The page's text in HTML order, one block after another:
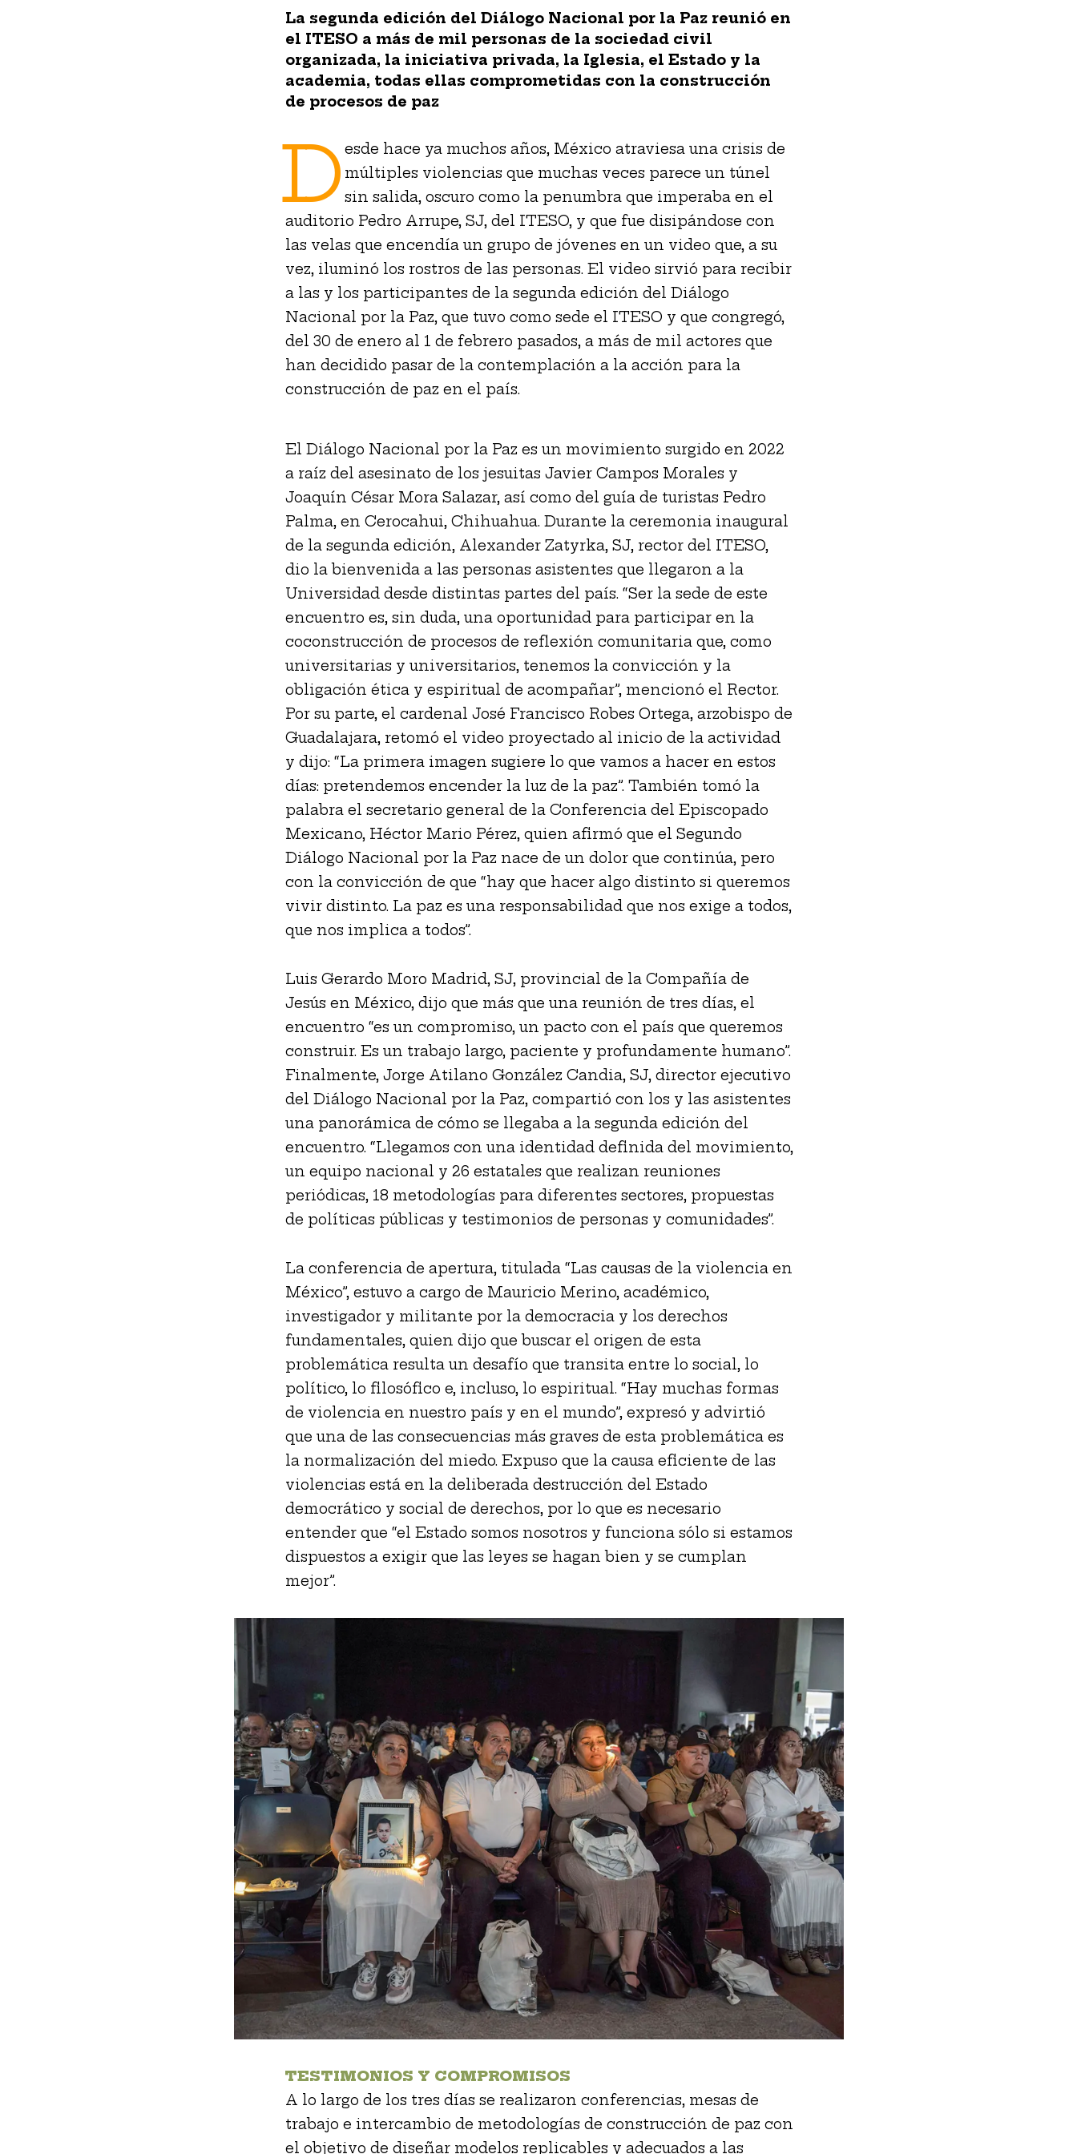
La segunda edición del Diálogo Nacional por la Paz reunió en
el ITESO a más de mil personas de la sociedad civil
organizada, la iniciativa privada, la Iglesia, el Estado y la
academia, todas ellas comprometidas con la construcción
de procesos de paz
D esde hace ya muchos años, México atraviesa una crisis de
múltiples violencias que muchas veces parece un túnel
sin salida, oscuro como la penumbra que imperaba en el
auditorio Pedro Arrupe, SJ, del ITESO, y que fue disipándose con
las velas que encendía un grupo de jóvenes en un video que, a su
vez, iluminó los rostros de las personas. El video sirvió para recibir
a las y los participantes de la segunda edición del Diálogo
Nacional por la Paz, que tuvo como sede el ITESO y que congregó,
del 30 de enero al 1 de febrero pasados, a más de mil actores que
han decidido pasar de la contemplación a la acción para la
construcción de paz en el país.
El Diálogo Nacional por la Paz es un movimiento surgido en 2022
a raíz del asesinato de los jesuitas Javier Campos Morales y
Joaquín César Mora Salazar, así como del guía de turistas Pedro
Palma, en Cerocahui, Chihuahua. Durante la ceremonia inaugural
de la segunda edición, Alexander Zatyrka, SJ, rector del ITESO,
dio la bienvenida a las personas asistentes que llegaron a la
Universidad desde distintas partes del país. “Ser la sede de este
encuentro es, sin duda, una oportunidad para participar en la
coconstrucción de procesos de reflexión comunitaria que, como
universitarias y universitarios, tenemos la convicción y la
obligación ética y espiritual de acompañar”, mencionó el Rector.
Por su parte, el cardenal José Francisco Robes Ortega, arzobispo de
Guadalajara, retomó el video proyectado al inicio de la actividad
y dijo: “La primera imagen sugiere lo que vamos a hacer en estos
días: pretendemos encender la luz de la paz”. También tomó la
palabra el secretario general de la Conferencia del Episcopado
Mexicano, Héctor Mario Pérez, quien afirmó que el Segundo
Diálogo Nacional por la Paz nace de un dolor que continúa, pero
con la convicción de que “hay que hacer algo distinto si queremos
vivir distinto. La paz es una responsabilidad que nos exige a todos,
que nos implica a todos”.
Luis Gerardo Moro Madrid, SJ, provincial de la Compañía de
Jesús en México, dijo que más que una reunión de tres días, el
encuentro “es un compromiso, un pacto con el país que queremos
construir. Es un trabajo largo, paciente y profundamente humano”.
Finalmente, Jorge Atilano González Candia, SJ, director ejecutivo
del Diálogo Nacional por la Paz, compartió con los y las asistentes
una panorámica de cómo se llegaba a la segunda edición del
encuentro. “Llegamos con una identidad definida del movimiento,
un equipo nacional y 26 estatales que realizan reuniones
periódicas, 18 metodologías para diferentes sectores, propuestas
de políticas públicas y testimonios de personas y comunidades”.
La conferencia de apertura, titulada “Las causas de la violencia en
México”, estuvo a cargo de Mauricio Merino, académico,
investigador y militante por la democracia y los derechos
fundamentales, quien dijo que buscar el origen de esta
problemática resulta un desafío que transita entre lo social, lo
político, lo filosófico e, incluso, lo espiritual. “Hay muchas formas
de violencia en nuestro país y en el mundo”, expresó y advirtió
que una de las consecuencias más graves de esta problemática es
la normalización del miedo. Expuso que la causa eficiente de las
violencias está en la deliberada destrucción del Estado
democrático y social de derechos, por lo que es necesario
entender que “el Estado somos nosotros y funciona sólo si estamos
dispuestos a exigir que las leyes se hagan bien y se cumplan
mejor”.
TESTIMONIOS Y COMPROMISOS
A lo largo de los tres días se realizaron conferencias, mesas de
trabajo e intercambio de metodologías de construcción de paz con
el objetivo de diseñar modelos replicables y adecuados a las